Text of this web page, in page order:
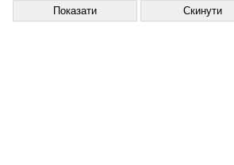
Показати Скинути